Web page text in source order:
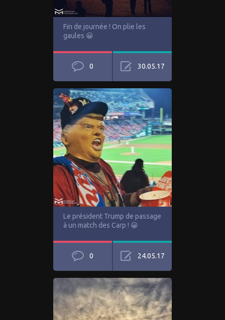
Fin de journée ! On plie les
gaules 😀
0 30.05.17
Le président Trump de passage
à un match des Carp ! 😀
0 24.05.17